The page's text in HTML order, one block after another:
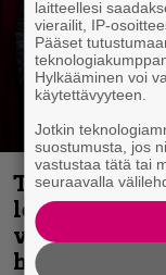
Thrash ’n’
videolla –
helvetin
laitteellesi
vierailit, IP-
Pääset
Hylkääminen voi
käytettävyyteen.
Jotkin
suostumusta, jos
vastustaa tätä tai
seuraavalla